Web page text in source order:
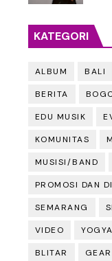
KATEGORI
ALBUM BALI
BERITA
EDU MUSIK
KOMUNITAS
MUSISI/BAND
PROMOSI DAN
SEMARANG
VIDEO
BLITAR GEAR